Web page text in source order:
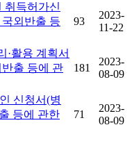
취득허가신
외반출 등
93
2023-
11-22
·활용 계획서
출 등에 관
181
2023-
08-09
신청서(병
등에 관한
71
2023-
08-09